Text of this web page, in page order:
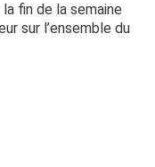
fin de la semaine
sur l’ensemble du